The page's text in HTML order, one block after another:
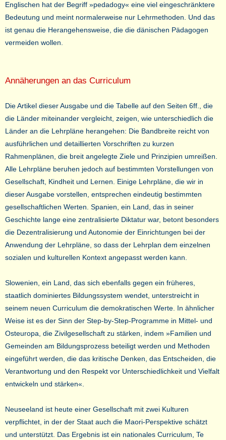
Englischen hat der Begriff »pedadogy« eine viel eingeschränktere
Bedeutung und meint normalerweise nur Lehrmethoden. Und das
ist genau die Herangehensweise, die die dänischen Pädagogen
vermeiden wollen.
Annäherungen an das Curriculum
Die Artikel dieser Ausgabe und die Tabelle auf den Seiten 6ff., die
die Länder miteinander vergleicht, zeigen, wie unterschiedlich die
Länder an die Lehrpläne herangehen: Die Bandbreite reicht von
ausführlichen und detaillierten Vorschriften zu kurzen
Rahmenplänen, die breit angelegte Ziele und Prinzipien umreißen.
Alle Lehrpläne beruhen jedoch auf bestimmten Vorstellungen von
Gesellschaft, Kindheit und Lernen. Einige Lehrpläne, die wir in
dieser Ausgabe vorstellen, entsprechen eindeutig bestimmten
gesellschaftlichen Werten. Spanien, ein Land, das in seiner
Geschichte lange eine zentralisierte Diktatur war, betont besonders
die Dezentralisierung und Autonomie der Einrichtungen bei der
Anwendung der Lehrpläne, so dass der Lehrplan dem einzelnen
sozialen und kulturellen Kontext angepasst werden kann.
Slowenien, ein Land, das sich ebenfalls gegen ein früheres,
staatlich dominiertes Bildungssystem wendet, unterstreicht in
seinem neuen Curriculum die demokratischen Werte. In ähnlicher
Weise ist es der Sinn der Step-by-Step-Programme in Mittel- und
Osteuropa, die Zivilgesellschaft zu stärken, indem »Familien und
Gemeinden am Bildungsprozess beteiligt werden und Methoden
eingeführt werden, die das kritische Denken, das Entscheiden, die
Verantwortung und den Respekt vor Unterschiedlichkeit und Vielfalt
entwickeln und stärken«.
Neuseeland ist heute einer Gesellschaft mit zwei Kulturen
verpflichtet, in der der Staat auch die Maori-Perspektive schätzt
und unterstützt. Das Ergebnis ist ein nationales Curriculum, Te